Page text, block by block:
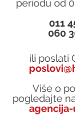
periodu od
011
060
ili poslati
Više o
pogledajte